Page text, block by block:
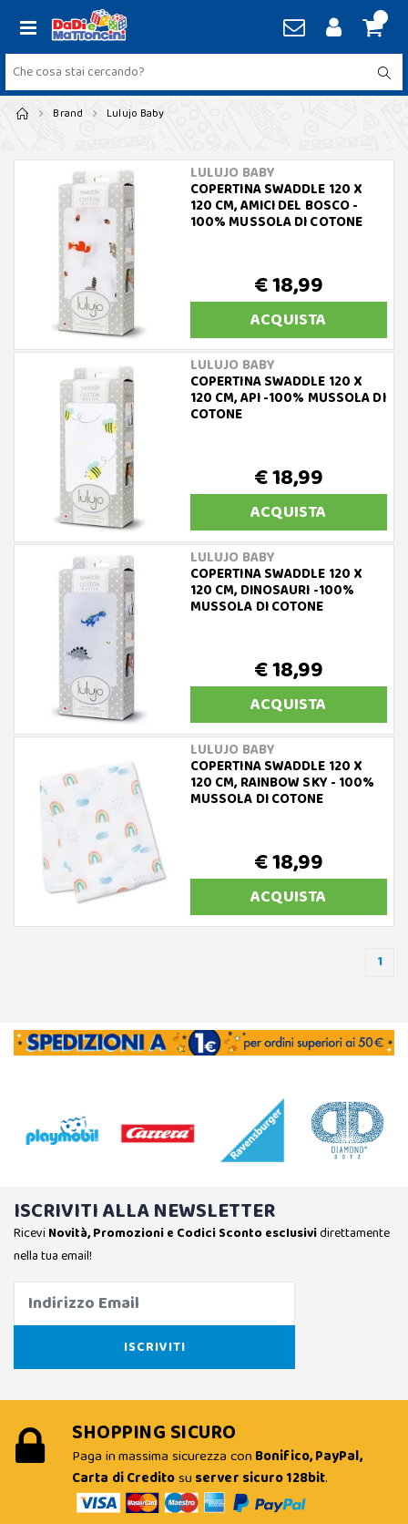
Brand Lulujo Baby
LULUJO BABY
COPERTINA SWADDLE 120 X
120 CM, AMICI DEL BOSCO -
100% MUSSOLA DI COTONE
€ 18,99
ACQUISTA
LULUJO BABY
COPERTINA SWADDLE 120 X
120 CM, API -100% MUSSOLA DI
COTONE
€ 18,99
ACQUISTA
LULUJO BABY
COPERTINA SWADDLE 120 X
120 CM, DINOSAURI -100%
MUSSOLA DI COTONE
€ 18,99
ACQUISTA
LULUJO BABY
COPERTINA SWADDLE 120 X
120 CM, RAINBOW SKY - 100%
MUSSOLA DI COTONE
€ 18,99
ACQUISTA
1
ISCRIVITI ALLA NEWSLETTER
Ricevi Novità, Promozioni e Codici Sconto esclusividirettamente
nella tua email!
SHOPPING SICURO
Paga in massima sicurezza con Bonifico, PayPal,
Carta di Creditosu server sicuro 128bit.